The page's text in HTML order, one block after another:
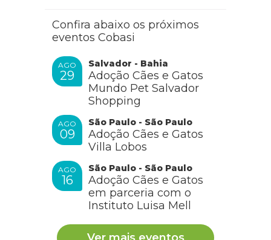
Confira abaixo os próximos
eventos Cobasi
AGO
29
Salvador - Bahia
Adoção Cães e Gatos
Mundo Pet Salvador
Shopping
AGO
09
São Paulo - São Paulo
Adoção Cães e Gatos
Villa Lobos
AGO
16
São Paulo - São Paulo
Adoção Cães e Gatos
em parceria com o
Instituto Luisa Mell